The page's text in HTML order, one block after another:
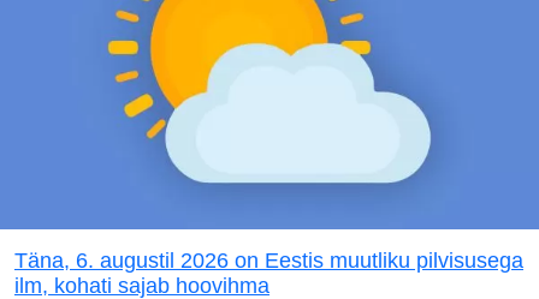
Täna, 6. augustil 2026 on Eestis muutliku pilvisusega
ilm, kohati sajab hoovihma